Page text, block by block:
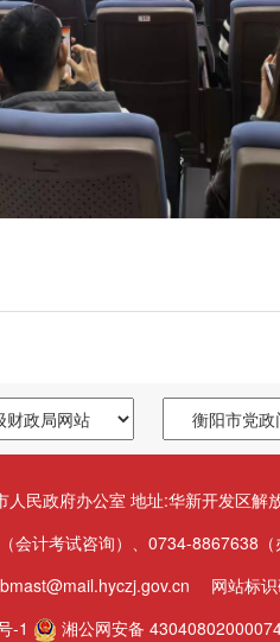
人民政府办公室 地址:华新开发区解
会计考试咨询）、0734-8867638（
网站标识
-1
湘公网安备